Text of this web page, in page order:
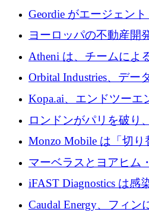
収、チェックアウト時
Geordie がエージェン
ガバナンスをもたらす
ヨーロッパの不動産開
目を向けているため、
1億ユーロを突破
Atheni は、チームによ
用を支援するために
Orbital Industries、デー
トラクチャ システムの
確保
Kopa.ai、エンドツーエ
用の AI エージェントを
万ユーロを調達
ロンドンがパリを破り
の座を奪還
Monzo Mobile は「切
を与える
マーベラスとヨアヒム
の商業化ギャップを埋
ロのディープテック基
iFAST Diagnostics は感
菌薬耐性への取り組み
Caudal Energy、フィン